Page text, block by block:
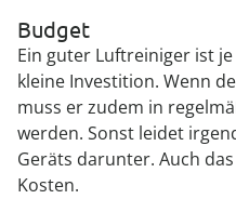
Budget
Ein guter Luftreiniger ist
kleine Investition. Wenn
muss er zudem in
werden. Sonst leidet
Geräts darunter. Auch
Kosten.